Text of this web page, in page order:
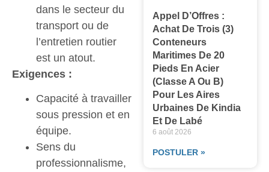
dans le secteur du
transport ou de
l’entretien routier
est un atout.
Exigences :
Capacité à travailler
sous pression et en
équipe.
Sens du
professionnalisme,
Appel D’Offres :
Achat De Trois (3)
Conteneurs
Maritimes De 20
Pieds En Acier
(classe A Ou B)
Pour Les Aires
Urbaines De Kindia
Et De Labé
6 août 2026
POSTULER »